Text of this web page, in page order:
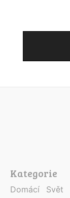
Kategorie
Domácí Svět